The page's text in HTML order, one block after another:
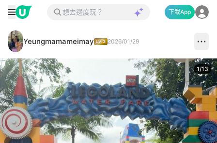
下載App
Yeungmamameimay 2026/01/29
1/13